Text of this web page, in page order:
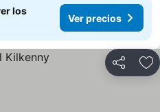
los
Ver precios
Compartir